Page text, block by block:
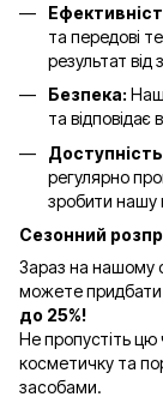
та передові
результат
Безпека:
та відповідає
регулярно
зробити нашу
Сезонний
Зараз на нашому
можете придбати
до 25%!
Не пропустіть цю
косметичку та
засобами.